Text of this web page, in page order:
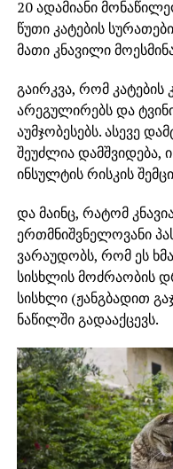
20 ადამიანი
წუთი კატების
მათი კნავილი
გაირკვა, რომ
არეგულირებს და
აუმჯობესებს. ასევე
შეუძლია დამშვიდება,
ინსულტის რისკის
და მაინც, რატომ
ერთმნიშვნელოვანი
ვარაუდობს, რომ ეს
სისხლის მოძრაობის
სისხლი (ჟანგბადით
ნაწილში გადააქცევს.